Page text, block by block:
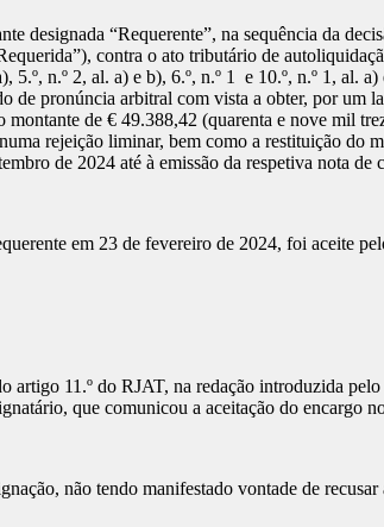
designada “Requerente”, na sequência da
contra o ato tributário de
n.º 2, al. a) e b), 6.º, n.º 1 e 10.º, n.º 1, al.
de pronúncia arbitral com vista a obter, por um
de € 49.388,42 (quarenta e nove mil
rejeição liminar, bem como a restituição do
de 2024 até à emissão da respetiva nota de
em 23 de fevereiro de 2024, foi aceite
artigo 11.º do RJAT, na redação introduzida
que comunicou a aceitação do encargo
não tendo manifestado vontade de